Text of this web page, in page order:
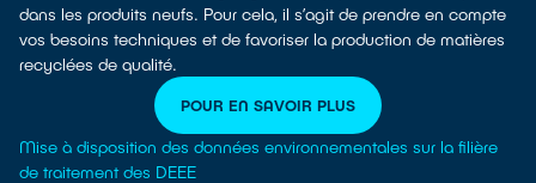
dans les produits neufs. Pour cela, il s’agit de prendre en compte
vos besoins techniques et de favoriser la production de matières
recyclées de qualité.
POUR EN SAVOIR PLUS
Mise à disposition des données environnementales sur la filière
de traitement des DEEE